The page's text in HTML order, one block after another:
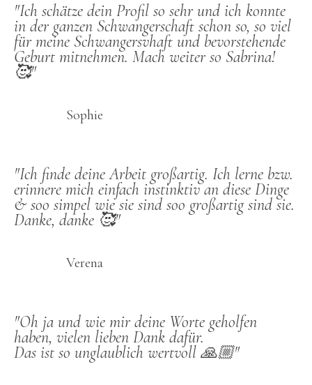
"Ich schätze dein Profil so sehr und ich konnte
in der ganzen Schwangerschaft schon so, so viel
für meine Schwangersvhaft und bevorstehende
Geburt mitnehmen. Mach weiter so Sabrina!
🥰"
Sophie
"Ich finde deine Arbeit großartig. Ich lerne bzw.
erinnere mich einfach instinktiv an diese Dinge
& soo simpel wie sie sind soo großartig sind sie.
Danke, danke 🥰"
Verena
"Oh ja und wie mir deine Worte geholfen
haben, vielen lieben Dank dafür.
Das ist so unglaublich wertvoll 🙏🏼"